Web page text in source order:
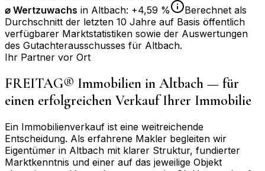
⌀ Wertzuwachs in Altbach: +4,59 %
Berechnet als
Durchschnitt der letzten 10 Jahre auf Basis öffentlich
verfügbarer Marktstatistiken sowie der Auswertungen
des Gutachterausschusses für Altbach.
Ihr Partner vor Ort
FREITAG® Immobilien in Altbach — für
einen erfolgreichen Verkauf Ihrer Immobilie
Ein Immobilienverkauf ist eine weitreichende
Entscheidung. Als erfahrene Makler begleiten wir
Eigentümer in Altbach mit klarer Struktur, fundierter
Marktkenntnis und einer auf das jeweilige Objekt